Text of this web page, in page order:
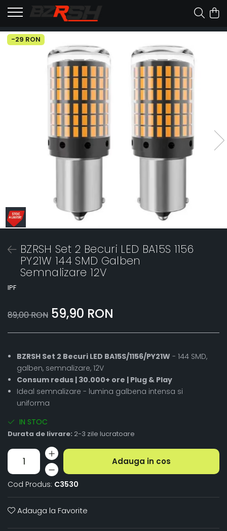
-29 RON
BZRSH Set 2 Becuri LED BA15S 1156
PY21W 144 SMD Galben
Semnalizare 12V
IPF
89,00 RON 59,90 RON
BZRSH Set 2 Becuri LED BA15S/1156/PY21W - 144 SMD,
galben, semnalizare, 12V
Consum redus | 30.000+ ore | Plug & Play
Ideal semnalizare - lumina galbena intensa si
uniforma
IN STOC
Durata de livrare: 2-3 zile lucratoare
Adauga in cos
Cod Produs: C3530
Adauga la Favorite